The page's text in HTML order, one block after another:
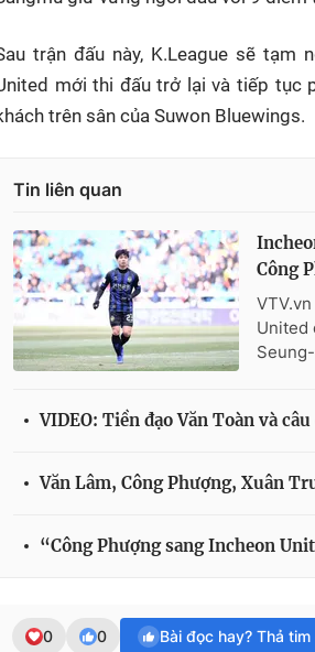
trận đấu này, K.League sẽ tạm
mới thi đấu trở lại và tiếp tục
trên sân của Suwon Bluewings.
Tin liên quan
Công
United
VIDEO: Tiền đạo Văn Toàn và
Văn Lâm, Công Phượng, Xuân
“Công Phượng sang Incheon
0 0 Bài đọc hay? Thả